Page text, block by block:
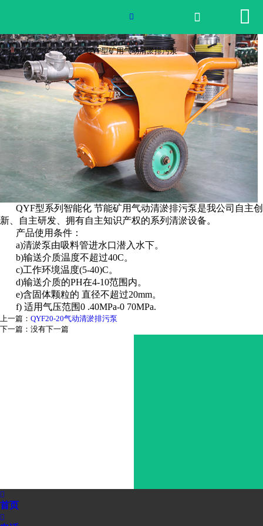
网站首页
2026世界杯官网
产品中心
荣誉资质
公司实景
公司动态
产品服务
联系我们

QYF型矿用气动清淤排污泵
 
QYF型矿用气动清淤排污泵
QYF型系列智能化 节能矿用气动清淤排污泵是我公司自主创
新、自主研发、拥有自主知识产权的系列清淤设备。
产品使用条件：
a)清淤泵由吸料管进水口潜入水下。
b)输送介质温度不超过40C。
c)工作环境温度(5-40)C。
d)输送介质的PH在4-10范围内。
e)含固体颗粒的 直径不超过20mm。
f) 适用气压范围0 .40MPa-0 70MPa.
上一篇： QYF20-20气动清淤排污泵
下一篇：没有下一篇

首页
